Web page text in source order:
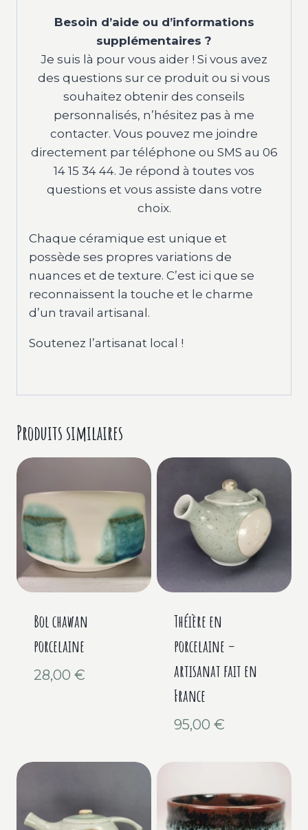
Besoin d’aide ou d’informations
supplémentaires ?
Je suis là pour vous aider ! Si vous avez
des questions sur ce produit ou si vous
souhaitez obtenir des conseils
personnalisés, n’hésitez pas à me
contacter. Vous pouvez me joindre
directement par téléphone ou SMS au 06
14 15 34 44. Je répond à toutes vos
questions et vous assiste dans votre
choix.
Chaque céramique est unique et
possède ses propres variations de
nuances et de texture. C’est ici que se
reconnaissent la touche et le charme
d’un travail artisanal.
Soutenez l’artisanat local !
Produits similaires
Bol chawan
porcelaine
28,00 €
Théière en
porcelaine –
artisanat fait en
France
95,00 €